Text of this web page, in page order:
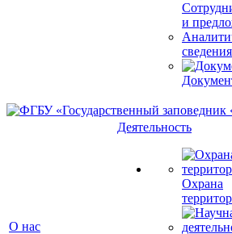
и
сведения
О нас
Деятельность
Охрана